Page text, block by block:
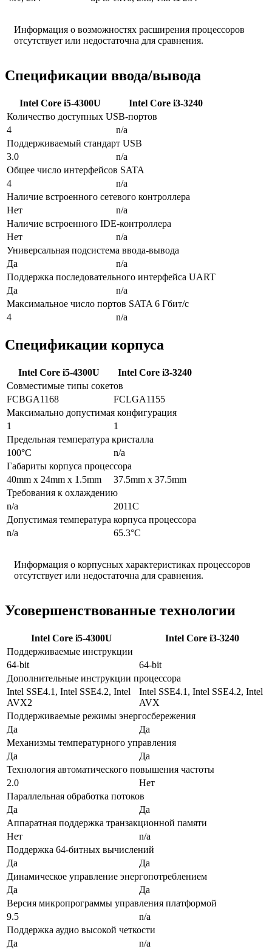
Информация о возможностях расширения процессоров
отсутствует или недостаточна для сравнения.
Спецификации ввода/вывода
Intel Core i5-4300U
Intel Core i3-3240
Количество доступных USB-портов
4
n/a
Поддерживаемый стандарт USB
3.0
n/a
Общее число интерфейсов SATA
4
n/a
Наличие встроенного сетевого контроллера
Нет
n/a
Наличие встроенного IDE-контроллера
Нет
n/a
Универсальная подсистема ввода-вывода
Да
n/a
Поддержка последовательного интерфейса UART
Да
n/a
Максимальное число портов SATA 6 Гбит/с
4
n/a
Спецификации корпуса
Intel Core i5-4300U
Intel Core i3-3240
Совместимые типы сокетов
FCBGA1168
FCLGA1155
Максимально допустимая конфигурация
1
1
Предельная температура кристалла
100°C
n/a
Габариты корпуса процессора
40mm x 24mm x 1.5mm
37.5mm x 37.5mm
Требования к охлаждению
n/a
2011C
Допустимая температура корпуса процессора
n/a
65.3°C
Информация о корпусных характеристиках процессоров
отсутствует или недостаточна для сравнения.
Усовершенствованные технологии
Intel Core i5-4300U
Intel Core i3-3240
Поддерживаемые инструкции
64-bit
64-bit
Дополнительные инструкции процессора
Intel SSE4.1, Intel SSE4.2, Intel
AVX2
Intel SSE4.1, Intel SSE4.2, Intel
AVX
Поддерживаемые режимы энергосбережения
Да
Да
Механизмы температурного управления
Да
Да
Технология автоматического повышения частоты
2.0
Нет
Параллельная обработка потоков
Да
Да
Аппаратная поддержка транзакционной памяти
Нет
n/a
Поддержка 64-битных вычислений
Да
Да
Динамическое управление энергопотреблением
Да
Да
Версия микропрограммы управления платформой
9.5
n/a
Поддержка аудио высокой четкости
Да
n/a